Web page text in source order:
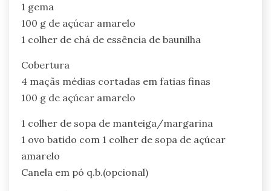
1 gema
100 g de açúcar amarelo
1 colher de chá de essência de baunilha
Cobertura
4 maçãs médias cortadas em fatias finas
100 g de açúcar amarelo
1 colher de sopa de manteiga/margarina
1 ovo batido com 1 colher de sopa de açúcar
amarelo
Canela em pó q.b.(opcional)